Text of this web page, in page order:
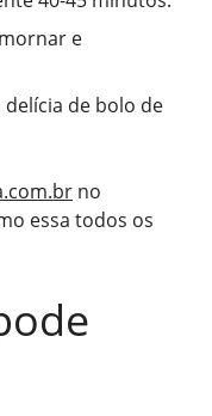
e
de bolo de
no
essa todos os